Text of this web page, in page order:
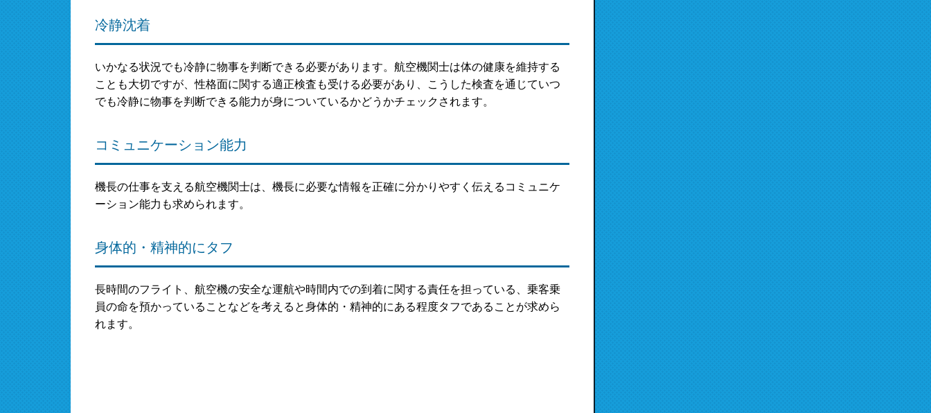
冷静沈着
いかなる状況でも冷静に物事を判断できる必要があります。航空機関士は体の健康を維持する
ことも大切ですが、性格面に関する適正検査も受ける必要があり、こうした検査を通じていつ
でも冷静に物事を判断できる能力が身についているかどうかチェックされます。
コミュニケーション能力
機長の仕事を支える航空機関士は、機長に必要な情報を正確に分かりやすく伝えるコミュニケ
ーション能力も求められます。
身体的・精神的にタフ
長時間のフライト、航空機の安全な運航や時間内での到着に関する責任を担っている、乗客乗
員の命を預かっていることなどを考えると身体的・精神的にある程度タフであることが求めら
れます。